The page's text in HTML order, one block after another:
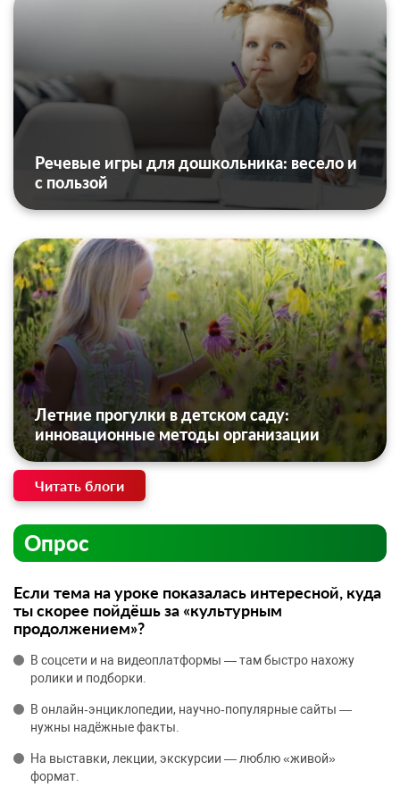
Речевые игры для дошкольника: весело и
с пользой
Летние прогулки в детском саду:
инновационные методы организации
Читать блоги
Опрос
Если тема на уроке показалась интересной, куда
ты скорее пойдёшь за «культурным
продолжением»?
В соцсети и на видеоплатформы — там быстро нахожу
ролики и подборки.
В онлайн‑энциклопедии, научно‑популярные сайты —
нужны надёжные факты.
На выставки, лекции, экскурсии — люблю «живой»
формат.